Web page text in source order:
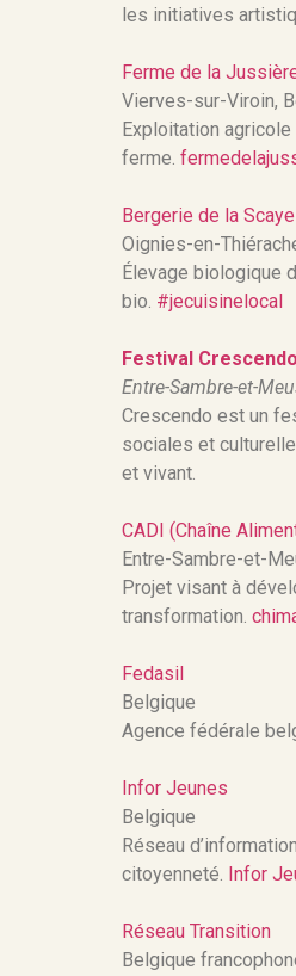
les initiatives
Ferme de la
Vierves-sur-Viroin,
Exploitation
ferme.
Bergerie de la
Oignies-en-
Élevage biologique
bio. #jecuisinelocal
Festival Crescendo
Entre-Sambre-et-
Crescendo est un
sociales et
et vivant.
CADI (Chaîne
Entre-Sambre-et-
Projet visant à
transformation.
Fedasil
Belgique
Agence fédérale
Infor Jeunes
Belgique
Réseau
citoyenneté. Infor
Réseau Transition
Belgique